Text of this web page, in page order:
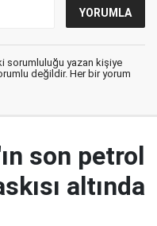
sorumluluğu yazan kişiye
değildir. Her bir yorum
son petrol
altında